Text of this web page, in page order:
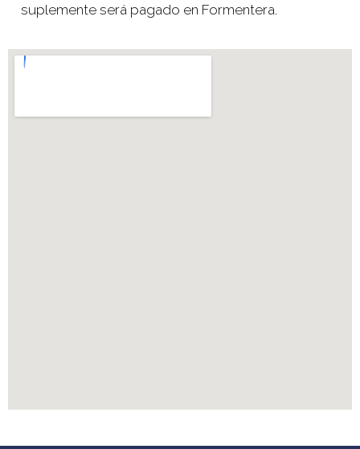
suplemente será pagado en Formentera.